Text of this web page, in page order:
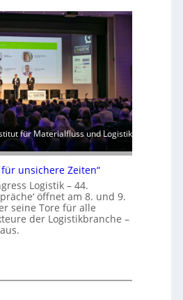
für Materialfluss und Logistik
unsichere Zeiten“
Logistik – 44.
öffnet am 8. und 9.
seine Tore für alle
der Logistikbranche –